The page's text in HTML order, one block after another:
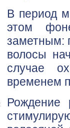
В период
этом
заметным:
волосы
случае
временем
Рождение